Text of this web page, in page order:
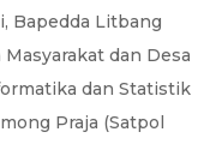
Bapedda Litbang
dan Desa
dan Statistik
Praja (Satpol